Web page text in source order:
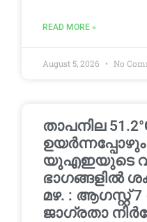
READ MORE »
August 5, 2026 No
താപനില
ഉയർന്നപ്പോഴും
യുഎഇയുടെ
ഭാഗങ്ങളിൽ
മഴ. : ആഗസ്റ്റ്
ജാഗ്രതാ